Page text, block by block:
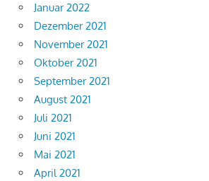
Januar 2022
Dezember 2021
November 2021
Oktober 2021
September 2021
August 2021
Juli 2021
Juni 2021
Mai 2021
April 2021